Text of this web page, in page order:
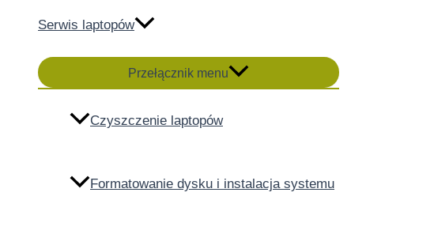
Serwis laptopów
Przełącznik menu
Czyszczenie laptopów
Formatowanie dysku i instalacja systemu